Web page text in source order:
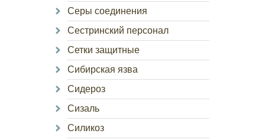
Серы соединения
Сестринский персонал
Сетки защитные
Сибирская язва
Сидероз
Сизаль
Силикоз